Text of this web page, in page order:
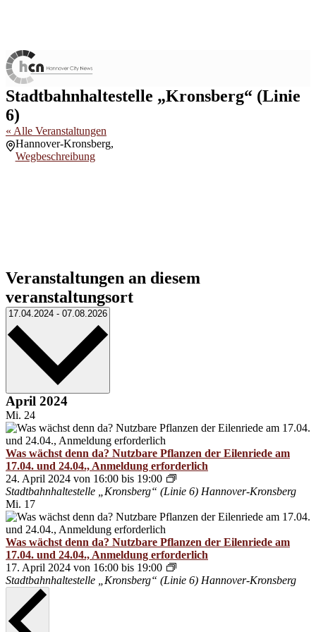
Stadtbahnhaltestelle „Kronsberg“ (Linie
6)
« Alle Veranstaltungen
Adresse
Hannover-Kronsberg,
Wegbeschreibung
Veranstaltungen an diesem
veranstaltungsort
17.04.2024 - 07.08.2026 Datum
April 2024
Mi. 24
Was wächst denn da? Nutzbare Pflanzen der Eilenriede am
17.04. und 24.04., Anmeldung erforderlich
24. April 2024 von 16:00 bis 19:00
Sonnenaufgang
in
Waldstation
erleben
–
Am
20.04.
Stadtbahnhaltestelle „Kronsberg“ (Linie 6) Hannover-Kronsberg
Mi. 17
Was wächst denn da? Nutzbare Pflanzen der Eilenriede am
17.04. und 24.04., Anmeldung erforderlich
17. April 2024 von 16:00 bis 19:00
Sonnenaufgang
in
Stadtbahnhaltestelle „Kronsberg“ (Linie 6) Hannover-Kronsberg